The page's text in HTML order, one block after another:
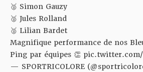
🥈 Simon Gauzy
🥈 Jules Rolland
🥈 Lilian Bardet
Magnifique performance de nos
Ping par équipes 👏 pic.twitter.com/
— SPORTRICOLORE